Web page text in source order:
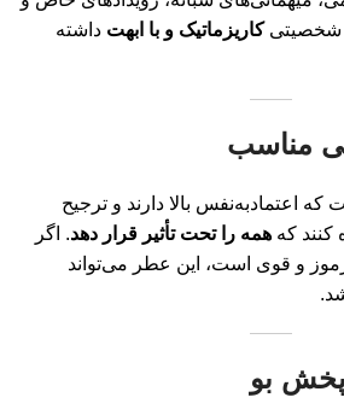
شخصیتیکاریزماتیک و با ابهت داشته
مناسب
اعتمادبه‌نفس بالا دارند و ترجیح
که همه را تحت تأثیر قرار دهد. اگر
و قوی است، این عطر می‌تواند
پخش بو